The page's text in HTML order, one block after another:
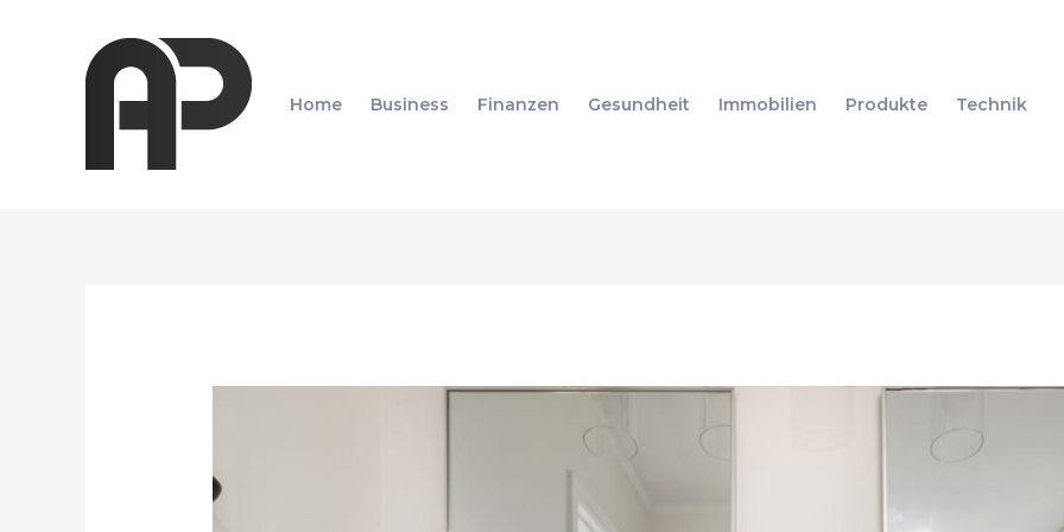
Home Business Finanzen Gesundheit Immobilien Produkte Technik